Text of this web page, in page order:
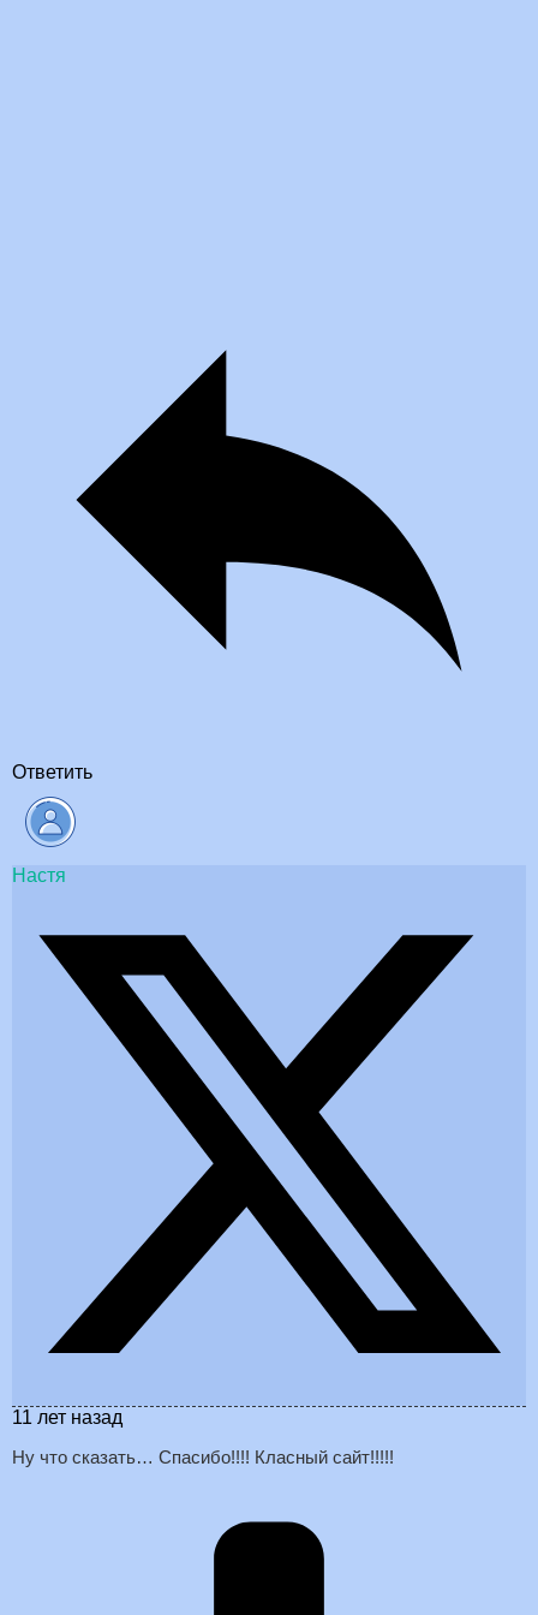
Ответить
Настя
11 лет назад
Ну что сказать… Спасибо!!!! Класный сайт!!!!!